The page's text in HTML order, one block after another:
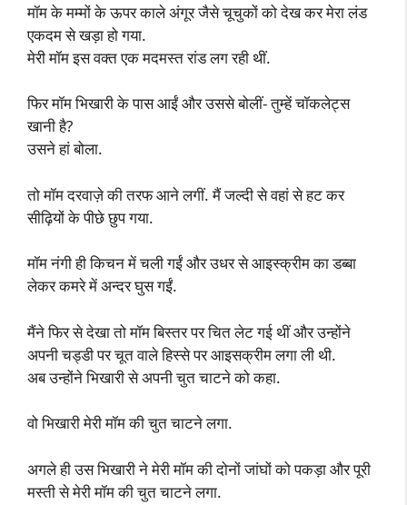
मॉम के मम्मों के ऊपर काले अंगूर जैसे चूचुकों को देख कर मेरा लंड
एकदम से खड़ा हो गया.
मेरी मॉम इस वक्त एक मदमस्त रांड लग रही थीं.
फिर मॉम भिखारी के पास आईं और उससे बोलीं- तुम्हें चॉकलेट्स
खानी है?
उसने हां बोला.
तो मॉम दरवाज़े की तरफ आने लगीं. मैं जल्दी से वहां से हट कर
सीढ़ियों के पीछे छुप गया.
मॉम नंगी ही किचन में चली गईं और उधर से आइस्क्रीम का डब्बा
लेकर कमरे में अन्दर घुस गईं.
मैंने फिर से देखा तो मॉम बिस्तर पर चित लेट गई थीं और उन्होंने
अपनी चड्डी पर चूत वाले हिस्से पर आइसक्रीम लगा ली थी.
अब उन्होंने भिखारी से अपनी चुत चाटने को कहा.
वो भिखारी मेरी मॉम की चुत चाटने लगा.
अगले ही उस भिखारी ने मेरी मॉम की दोनों जांघों को पकड़ा और पूरी
मस्ती से मेरी मॉम की चुत चाटने लगा.